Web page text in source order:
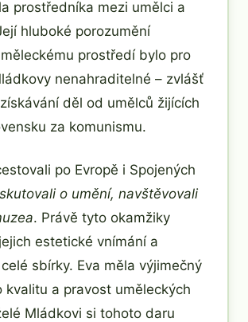
prostředníka mezi umělci a
hluboké porozumění
prostředí bylo pro
nenahraditelné – zvlášť
děl od umělců žijících
za komunismu.
po Evropě i Spojených
o umění, navštěvovali
. Právě tyto okamžiky
estetické vnímání a
sbírky. Eva měla výjimečný
kvalitu a pravost uměleckých
Mládkovi si tohoto daru